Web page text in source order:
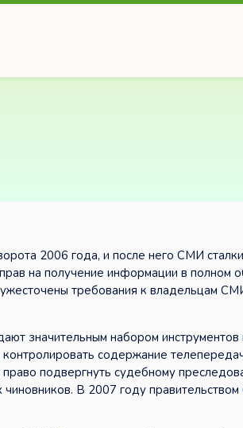
2006 года, и после него СМИ
на получение информации в полном
требования к владельцам
значительным набором инструментов
содержание
подвергнуть судебному
В 2007 году